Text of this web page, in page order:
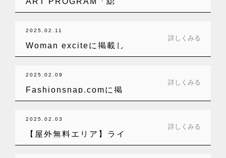
（かせ）の…
2025.02.11
Woman exciteに掲載し
てい…
詳しくみる
2025.02.09
Fashionsnap.comに掲
載…
詳しくみる
2025.02.03
【屋外無料エリア】ライ
ブ感を楽しめる…
詳しくみる